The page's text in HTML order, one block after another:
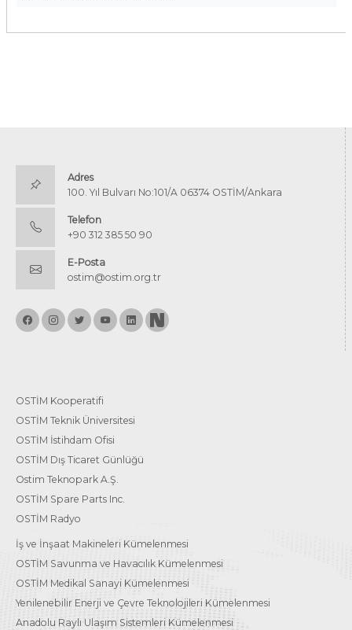
Adres
100. Yıl Bulvarı No:101/A 06374 OSTİM/Ankara
Telefon
+90 312 385 50 90
E-Posta
ostim@ostim.org.tr
OSTİM Kooperatifi
OSTİM Teknik Üniversitesi
OSTİM İstihdam Ofisi
OSTİM Dış Ticaret Günlüğü
Ostim Teknopark A.Ş.
OSTİM Spare Parts Inc.
OSTİM Radyo
İş ve İnşaat Makineleri Kümelenmesi
OSTİM Savunma ve Havacılık Kümelenmesi
OSTİM Medikal Sanayi Kümelenmesi
Yenilenebilir Enerji ve Çevre Teknolojileri Kümelenmesi
Anadolu Raylı Ulaşım Sistemleri Kümelenmesi